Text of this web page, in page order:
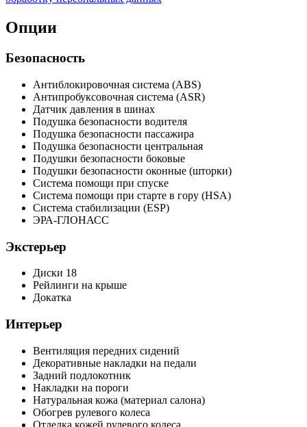
Опции
Безопасность
Антиблокировочная система (ABS)
Антипробуксовочная система (ASR)
Датчик давления в шинах
Подушка безопасности водителя
Подушка безопасности пассажира
Подушка безопасности центральная
Подушки безопасности боковые
Подушки безопасности оконные (шторки)
Система помощи при спуске
Система помощи при старте в гору (HSA)
Система стабилизации (ESP)
ЭРА-ГЛОНАСС
Экстерьер
Диски 18
Рейлинги на крыше
Докатка
Интерьер
Вентиляция передних сидений
Декоративные накладки на педали
Задний подлокотник
Накладки на пороги
Натуральная кожа (материал салона)
Обогрев рулевого колеса
Отделка кожей рулевого колеса